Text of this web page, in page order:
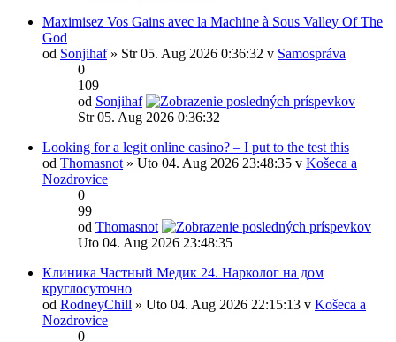
Maximisez Vos Gains avec la Machine à Sous Valley Of The
God
od Sonjihaf» Str 05. Aug 2026 0:36:32 v Samospráva
0
109
od Sonjihaf
Str 05. Aug 2026 0:36:32
Looking for a legit online casino? – I put to the test this
od Thomasnot » Uto 04. Aug 2026 23:48:35 v Košeca a
Nozdrovice
0
99
od Thomasnot
Uto 04. Aug 2026 23:48:35
Клиника Частный Медик 24. Нарколог на дом
круглосуточно
od RodneyChill » Uto 04. Aug 2026 22:15:13 v Košeca a
Nozdrovice
0